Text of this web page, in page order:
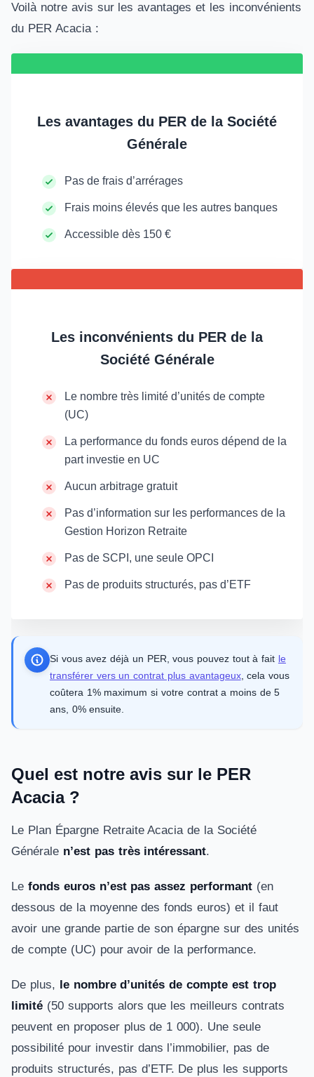
Voilà notre avis sur les avantages et les inconvénients
du PER Acacia :
Les avantages du PER de la Société
Générale
Pas de frais d’arrérages
Frais moins élevés que les autres banques
Accessible dès 150 €
Les inconvénients du PER de la
Société Générale
Le nombre très limité d’unités de compte
(UC)
La performance du fonds euros dépend de la
part investie en UC
Aucun arbitrage gratuit
Pas d’information sur les performances de la
Gestion Horizon Retraite
Pas de SCPI, une seule OPCI
Pas de produits structurés, pas d’ETF
Si vous avez déjà un PER, vous pouvez tout à fait le
transférer vers un contrat plus avantageux, cela vous
coûtera 1% maximum si votre contrat a moins de 5
ans, 0% ensuite.
Quel est notre avis sur le PER
Acacia ?
Le Plan Épargne Retraite Acacia de la Société
Générale n’est pas très intéressant.
Le fonds euros n’est pas assez performant (en
dessous de la moyenne des fonds euros) et il faut
avoir une grande partie de son épargne sur des unités
de compte (UC) pour avoir de la performance.
De plus, le nombre d’unités de compte est trop
limité (50 supports alors que les meilleurs contrats
peuvent en proposer plus de 1 000). Une seule
possibilité pour investir dans l’immobilier, pas de
produits structurés, pas d’ETF. De plus les supports